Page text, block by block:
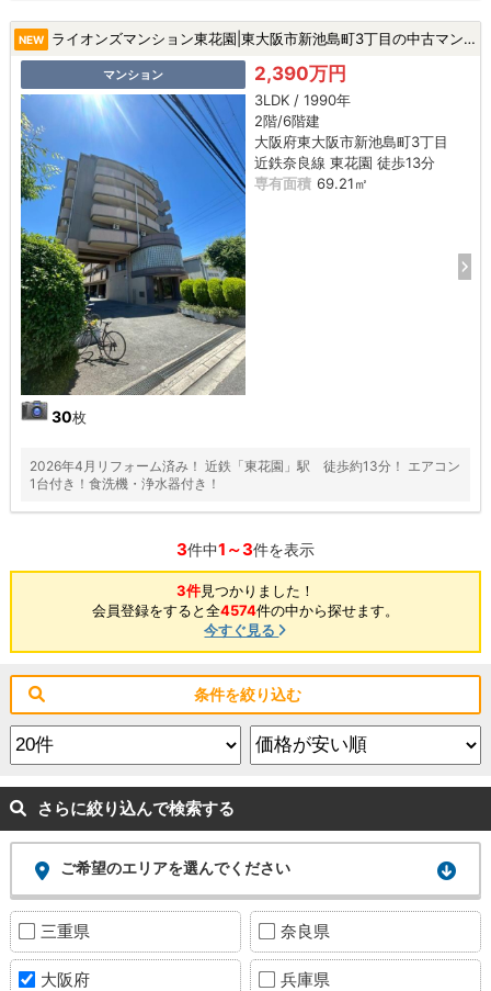
NEW ライオンズマンション東花園|東大阪市新池島町3丁目の中古マンション
マンション
30枚
2,390万円
3LDK / 1990年
2階/6階建
大阪府東大阪市新池島町3丁目
近鉄奈良線 東花園 徒歩13分
専有面積 69.21㎡
2026年4月リフォーム済み！ 近鉄「東花園」駅 徒歩約13分！ エアコン
1台付き！食洗機・浄水器付き！
3件中1～3件を表示
3件見つかりました！
会員登録をすると全4574件の中から探せます。
今すぐ見る
条件を絞り込む
さらに絞り込んで検索する
ご希望のエリアを選んでください
三重県 奈良県
大阪府 兵庫県